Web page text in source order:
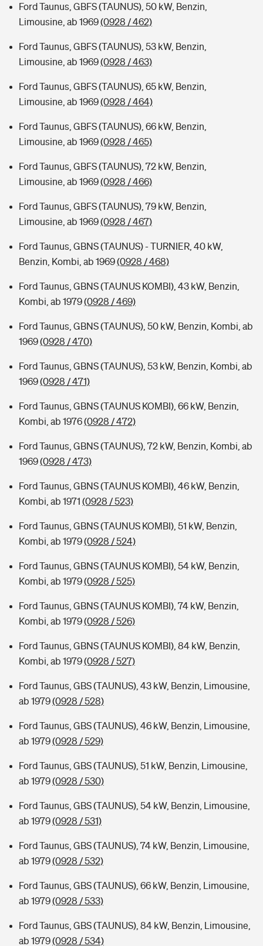
Ford Taunus, GBFS (TAUNUS), 50 kW, Benzin,
Limousine, ab 1969(0928 / 462)
Ford Taunus, GBFS (TAUNUS), 53 kW, Benzin,
Limousine, ab 1969(0928 / 463)
Ford Taunus, GBFS (TAUNUS), 65 kW, Benzin,
Limousine, ab 1969(0928 / 464)
Ford Taunus, GBFS (TAUNUS), 66 kW, Benzin,
Limousine, ab 1969(0928 / 465)
Ford Taunus, GBFS (TAUNUS), 72 kW, Benzin,
Limousine, ab 1969(0928 / 466)
Ford Taunus, GBFS (TAUNUS), 79 kW, Benzin,
Limousine, ab 1969(0928 / 467)
Ford Taunus, GBNS (TAUNUS) - TURNIER, 40 kW,
Benzin, Kombi, ab 1969(0928 / 468)
Ford Taunus, GBNS (TAUNUS KOMBI), 43 kW, Benzin,
Kombi, ab 1979(0928 / 469)
Ford Taunus, GBNS (TAUNUS), 50 kW, Benzin, Kombi, ab
1969(0928 / 470)
Ford Taunus, GBNS (TAUNUS), 53 kW, Benzin, Kombi, ab
1969(0928 / 471)
Ford Taunus, GBNS (TAUNUS KOMBI), 66 kW, Benzin,
Kombi, ab 1976(0928 / 472)
Ford Taunus, GBNS (TAUNUS), 72 kW, Benzin, Kombi, ab
1969(0928 / 473)
Ford Taunus, GBNS (TAUNUS KOMBI), 46 kW, Benzin,
Kombi, ab 1971 (0928 / 523)
Ford Taunus, GBNS (TAUNUS KOMBI), 51 kW, Benzin,
Kombi, ab 1979(0928 / 524)
Ford Taunus, GBNS (TAUNUS KOMBI), 54 kW, Benzin,
Kombi, ab 1979(0928 / 525)
Ford Taunus, GBNS (TAUNUS KOMBI), 74 kW, Benzin,
Kombi, ab 1979(0928 / 526)
Ford Taunus, GBNS (TAUNUS KOMBI), 84 kW, Benzin,
Kombi, ab 1979(0928 / 527)
Ford Taunus, GBS (TAUNUS), 43 kW, Benzin, Limousine,
ab 1979(0928 / 528)
Ford Taunus, GBS (TAUNUS), 46 kW, Benzin, Limousine,
ab 1979(0928 / 529)
Ford Taunus, GBS (TAUNUS), 51 kW, Benzin, Limousine,
ab 1979(0928 / 530)
Ford Taunus, GBS (TAUNUS), 54 kW, Benzin, Limousine,
ab 1979(0928 / 531)
Ford Taunus, GBS (TAUNUS), 74 kW, Benzin, Limousine,
ab 1979(0928 / 532)
Ford Taunus, GBS (TAUNUS), 66 kW, Benzin, Limousine,
ab 1979(0928 / 533)
Ford Taunus, GBS (TAUNUS), 84 kW, Benzin, Limousine,
ab 1979(0928 / 534)